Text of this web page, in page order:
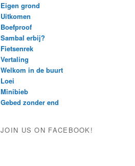
Eigen grond
Uitkomen
Boefproof
Sambal erbij?
Fietsenrek
Vertaling
Welkom in de buurt
Loei
Minibieb
Gebed zonder end
JOIN US ON FACEBOOK!